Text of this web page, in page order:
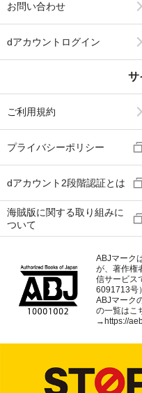
お問い合わせ
dアカウントログイン
サ
ご利用規約
プライバシーポリシー
dアカウント2段階認証とは
海賊版に関する取り組みに
ついて
ABJマーク
が、著作権
信サービス
6091713号
ABJマーク
の一覧はこ
→ https://